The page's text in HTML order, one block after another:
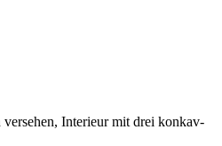
Interieur mit drei konkav-